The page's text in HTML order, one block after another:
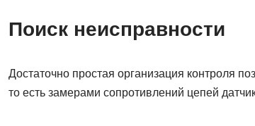
Поиск неисправности
Достаточно простая организация контроля
то есть замерами сопротивлений цепей